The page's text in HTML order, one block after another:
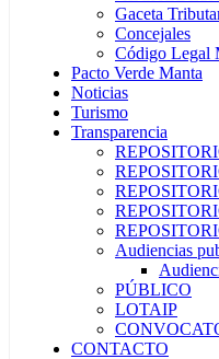
Gaceta
Concejales
Código Legal
Pacto Verde Manta
Noticias
Turismo
Transparencia
Audiencias
PÚBLICO
LOTAIP
CONTACTO